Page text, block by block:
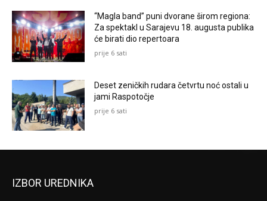
“Magla band” puni dvorane širom regiona:
Za spektakl u Sarajevu 18. augusta publika
će birati dio repertoara
prije 6 sati
Deset zeničkih rudara četvrtu noć ostali u
jami Raspotočje
prije 6 sati
IZBOR UREDNIKA